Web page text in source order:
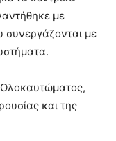
με
συνεργάζονται με
Ολοκαυτώματος,
και της